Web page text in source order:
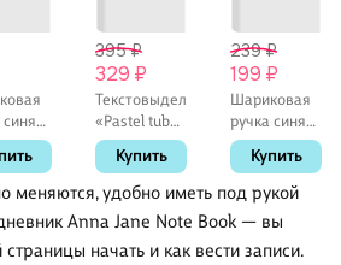
меняются, удобно иметь под рукой
Anna Jane Note Book — вы
начать и как вести записи.
синяя
R-301
Stick,
395 ₽
329 ₽
Текстовыделители
«Pastel tube»
6 цветов, Yoi
Купить
239 ₽
199 ₽
Шариковая
ручка синяя
0,7 мм, Ice
cream, Yoi, в
ассортименте
Купить